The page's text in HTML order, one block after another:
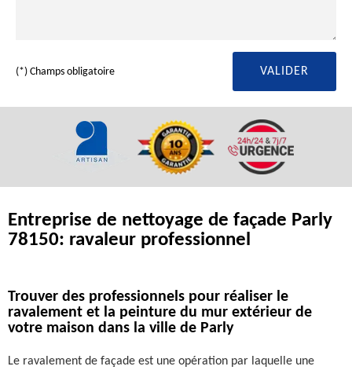
(*) Champs obligatoire
Entreprise de nettoyage de façade Parly
78150: ravaleur professionnel
Trouver des professionnels pour réaliser le
ravalement et la peinture du mur extérieur de
votre maison dans la ville de Parly
Le ravalement de façade est une opération par laquelle une